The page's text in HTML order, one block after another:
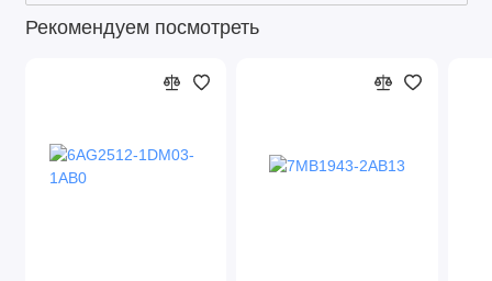
Рекомендуем посмотреть